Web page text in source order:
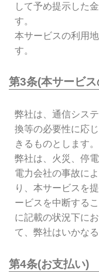
して予め提示した
す。
本サービスの利用
す。
第3条(本サービ
弊社は、通信シス
換等の必要性に応
きるものとします。
弊社は、火災、停
電力会社の事故に
り、本サービスを
ービスを中断する
に記載の状況下に
て、弊社はいかな
第4条(お支払い)